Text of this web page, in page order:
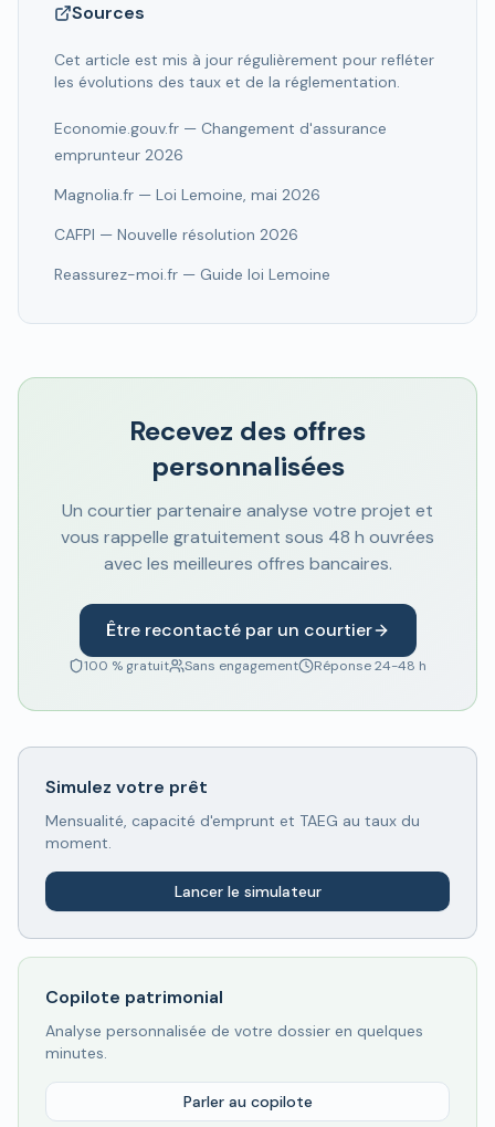
Sources
Cet article est mis à jour régulièrement pour refléter
les évolutions des taux et de la réglementation.
Economie.gouv.fr — Changement d'assurance
emprunteur 2026
Magnolia.fr — Loi Lemoine, mai 2026
CAFPI — Nouvelle résolution 2026
Reassurez-moi.fr — Guide loi Lemoine
Recevez des offres
personnalisées
Un courtier partenaire analyse votre projet et
vous rappelle gratuitement sous 48 h ouvrées
avec les meilleures offres bancaires.
Être recontacté par un courtier
100 % gratuit Sans engagement Réponse 24-48 h
Simulez votre prêt
Mensualité, capacité d'emprunt et TAEG au taux du
moment.
Lancer le simulateur
Copilote patrimonial
Analyse personnalisée de votre dossier en quelques
minutes.
Parler au copilote